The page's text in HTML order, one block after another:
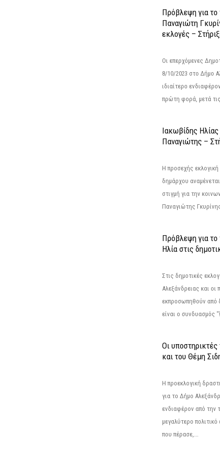
Πρόβλεψη για
Παναγιώτη
εκλογές –
Οι επερχόμενες
8/10/2023 στο Δήμο
ιδιαίτερο
πρώτη φορά, μετά τις
Ιακωβίδης
Παναγιώτης –
Η προσεχής
δημάρχου
στιγμή για την
Παναγιώτης
Πρόβλεψη για
Ηλία στις
Στις δημοτικές
Αλεξάνδρειας και οι
εκπροσωπηθούν από
είναι ο συνδυασμός
Οι
και του Θέμη
Η προεκλογική
για το Δήμο
ενδιαφέρον από την
μεγαλύτερο
που πέρασε,...